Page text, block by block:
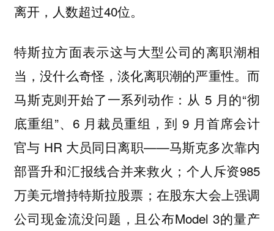
离开，人数超过40位。
特斯拉方面表示这与大型公司的离职潮相
当，没什么奇怪，淡化离职潮的严重性。而
马斯克则开始了一系列动作：从 5 月的“彻
底重组”、6 月裁员重组，到 9 月首席会计
官与 HR 大员同日离职——马斯克多次靠内
部晋升和汇报线合并来救火；个人斥资985
万美元增持特斯拉股票；在股东大会上强调
公司现金流没问题，且公布Model 3的量产